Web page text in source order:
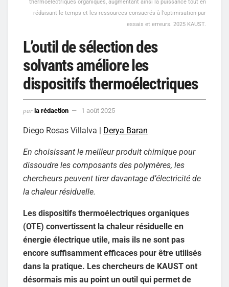
thermoélectriques organiques, augmentant ainsi la puissance tout en
réduisant le temps et les ressources consacrés à l'optimisation par
essais et erreurs. 2025 KAUST.
L’outil de sélection des
solvants améliore les
dispositifs thermoélectriques
par la rédaction 1 août 2025
Diego Rosas Villalva | Derya Baran
En choisissant le meilleur produit chimique pour
dissoudre les composants des polymères, les
chercheurs peuvent tirer davantage d’électricité de
la chaleur résiduelle.
Les dispositifs thermoélectriques organiques
(OTE) convertissent la chaleur résiduelle en
énergie électrique utile, mais ils ne sont pas
encore suffisamment efficaces pour être utilisés
dans la pratique. Les chercheurs de KAUST ont
désormais mis au point un outil qui permet de